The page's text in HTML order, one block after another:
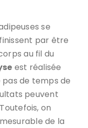
se
par être
au fil du
est réalisée
de temps de
peuvent
on
de la